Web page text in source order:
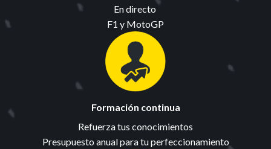
En directo
F1 y MotoGP
Formación continua
Refuerza tus conocimientos
Presupuesto anual para tu perfeccionamiento